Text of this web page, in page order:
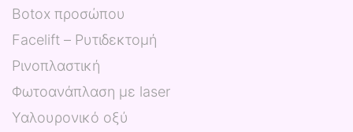
Botox προσώπου
Facelift – Ρυτιδεκτομή
Ρινοπλαστική
Φωτοανάπλαση με laser
Υαλουρονικό οξύ